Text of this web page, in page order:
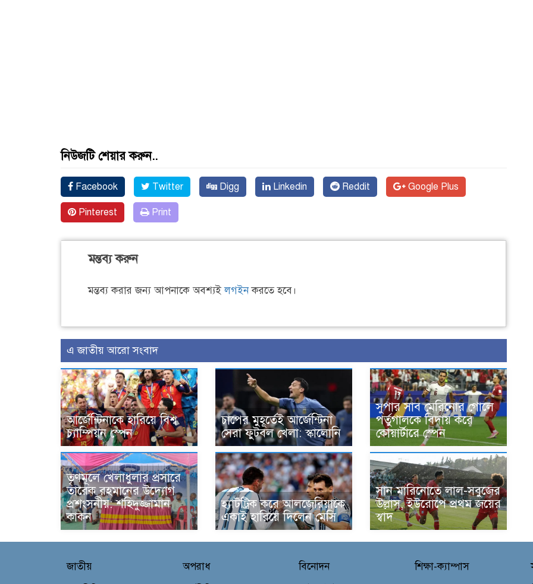
নিউজটি শেয়ার করুন..
Facebook Twitter Digg Linkedin Reddit Google Plus
Pinterest Print
মন্তব্য করুন
মন্তব্য করার জন্য আপনাকে অবশ্যইলগইনকরতে হবে।
এ জাতীয় আরো সংবাদ
আর্জেন্টিনাকে হারিয়ে বিশ্ব
চ্যাম্পিয়ন স্পেন
চাপের মুহূর্তেই আর্জেন্টিনা
সেরা ফুটবল খেলা: স্কালোনি
সুপার সাব মেরিনোর গোলে
পর্তুগালকে বিদায় করে
কোয়ার্টারে স্পেন
তৃণমূলে খেলাধুলার প্রসারে
তারেক রহমানের উদ্যোগ
প্রশংসনীয়: শহিদুজ্জামান
কাকন
হ্যাটট্রিক করে আলজেরিয়াকে
একাই হারিয়ে দিলেন মেসি
সান মারিনোতে লাল-সবুজের
উল্লাস, ইউরোপে প্রথম জয়ের
স্বাদ
জাতীয়
অপরাধ
বিনোদন
শিক্ষা-ক্যাম্পাস